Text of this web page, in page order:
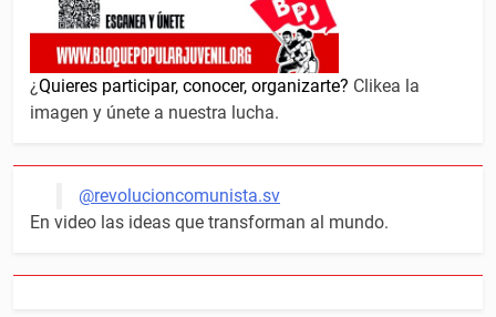
¿Quieres participar, conocer, organizarte? Clikea la
imagen y únete a nuestra lucha.
@revolucioncomunista.sv
En video las ideas que transforman al mundo.